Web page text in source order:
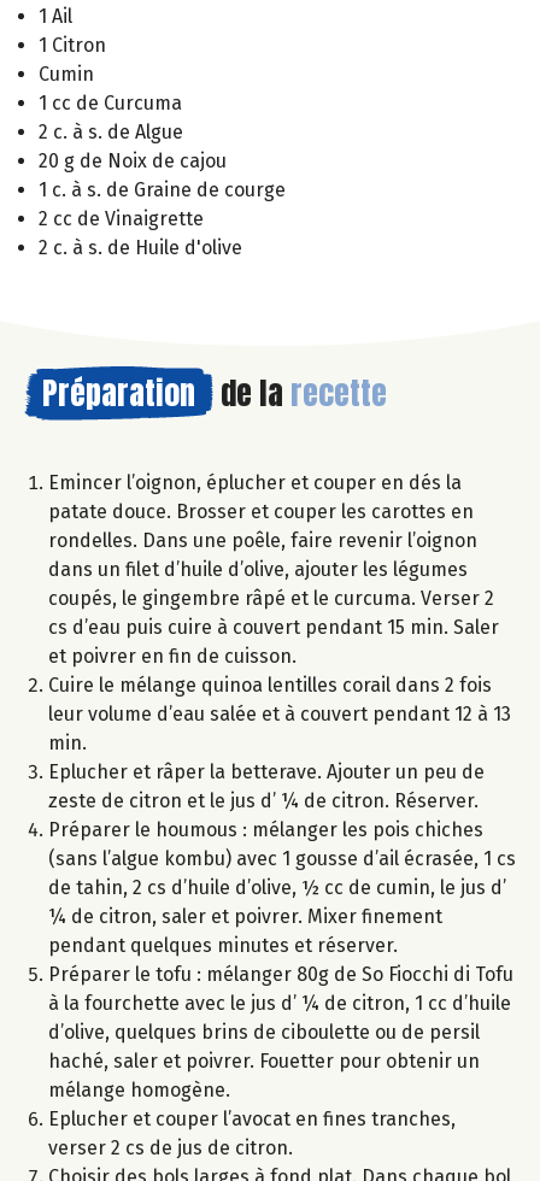
1 Ail
1 Citron
Cumin
1 cc de Curcuma
2 c. à s. de Algue
20 g de Noix de cajou
1 c. à s. de Graine de courge
2 cc de Vinaigrette
2 c. à s. de Huile d'olive
Préparation de la recette
Emincer l’oignon, éplucher et couper en dés la
patate douce. Brosser et couper les carottes en
rondelles. Dans une poêle, faire revenir l’oignon
dans un filet d’huile d’olive, ajouter les légumes
coupés, le gingembre râpé et le curcuma. Verser 2
cs d’eau puis cuire à couvert pendant 15 min. Saler
et poivrer en fin de cuisson.
Cuire le mélange quinoa lentilles corail dans 2 fois
leur volume d’eau salée et à couvert pendant 12 à 13
min.
Eplucher et râper la betterave. Ajouter un peu de
zeste de citron et le jus d’ ¼ de citron. Réserver.
Préparer le houmous : mélanger les pois chiches
(sans l’algue kombu) avec 1 gousse d’ail écrasée, 1 cs
de tahin, 2 cs d’huile d’olive, ½ cc de cumin, le jus d’
¼ de citron, saler et poivrer. Mixer finement
pendant quelques minutes et réserver.
Préparer le tofu : mélanger 80g de So Fiocchi di Tofu
à la fourchette avec le jus d’ ¼ de citron, 1 cc d’huile
d’olive, quelques brins de ciboulette ou de persil
haché, saler et poivrer. Fouetter pour obtenir un
mélange homogène.
Eplucher et couper l’avocat en fines tranches,
verser 2 cs de jus de citron.